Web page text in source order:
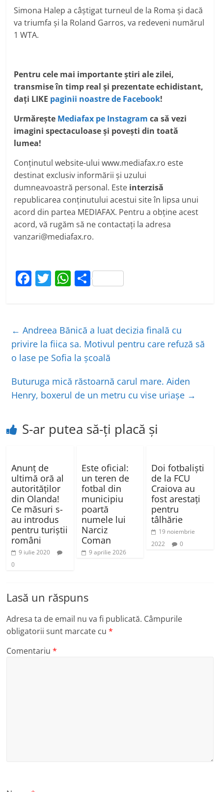
Simona Halep a câştigat turneul de la Roma şi dacă
va triumfa şi la Roland Garros, va redeveni numărul
1 WTA.
Pentru cele mai importante ştiri ale zilei,
transmise în timp real şi prezentate echidistant,
daţi LIKE paginii noastre de Facebook!
Urmărește Mediafax pe Instagram ca să vezi
imagini spectaculoase și povești din toată
lumea!
Conținutul website-ului www.mediafax.ro este
destinat exclusiv informării și uzului
dumneavoastră personal. Este interzisă
republicarea conținutului acestui site în lipsa unui
acord din partea MEDIAFAX. Pentru a obține acest
acord, vă rugăm să ne contactați la adresa
vanzari@mediafax.ro.
F
e
b
o
k
T
er
W
s
A
p
p
P
je
a
z
← Andreea Bănică a luat decizia finală cu
privire la fiica sa. Motivul pentru care refuză să
o lase pe Sofia la școală
Buturuga mică răstoarnă carul mare. Aiden
Henry, boxerul de un metru cu vise uriaşe →
S-ar putea să-ți placă și
Anunț de
ultimă oră al
autorităților
din Olanda!
Ce măsuri s-
au introdus
pentru turiștii
români
9 iulie 2020
0
Este oficial:
un teren de
fotbal din
municipiu
poartă
numele lui
Narciz
Coman
9 aprilie 2026
Doi fotbaliști
de la FCU
Craiova au
fost arestați
pentru
tâlhărie
19 noiembrie
2022
0
Lasă un răspuns
Adresa ta de email nu va fi publicată. Câmpurile
obligatorii sunt marcate cu*
Comentariu*